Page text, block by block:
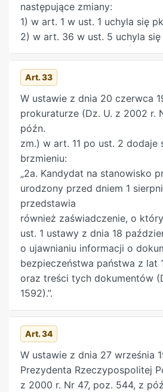
Art. 21i. Prawomocne
stwierdzające fakt złożenia
lustrowaną niezgodnego z
lustracyjnego prezes sądu
do Państwowej Komisji
danych tej osoby w wykazie, o
art. 160§ 1 pkt 2a ustawy z
r. – Kodeks wyborczy.
informacji zawartych w
bezpieczeństwa państwa
osób pełniących funkcje
następujące zmiany:
1) w art. 1 w ust. 1 uchyla się
2) w art. 36 w ust. 5 uchyla
Art. 33
W ustawie z dnia 20 czerwca
prokuraturze (Dz. U. z 2002 r.
późn.
zm.) w art. 11 po ust. 2 dodaje
brzmieniu:
„2a. Kandydat na stanowisko
urodzony przed dniem 1
przedstawia
również zaświadczenie, o
ust. 1 ustawy z dnia 18
o ujawnianiu informacji o
bezpieczeństwa państwa z lat
oraz treści tych dokumentów
1592).”.
Art. 34
W ustawie z dnia 27 września
Prezydenta Rzeczypospolitej
z 2000 r. Nr 47, poz. 544, z